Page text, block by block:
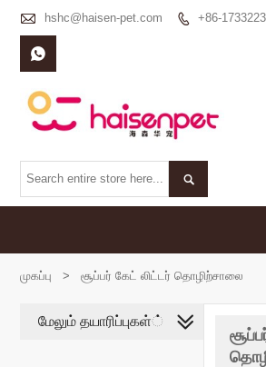
 hshc@haisen-pet.com  +86-


முகப்பு > சூப்பர் கேட் லிட்டர் தொழிற்சாலை
மேலும் தயாரிப்புகள்்